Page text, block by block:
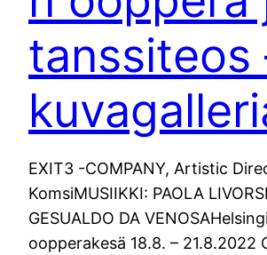
tanssiteos
EXIT3 -COMPANY, Artistic
KomsiMUSIIKKI: PAOLA
GESUALDO DA
oopperakesä 18.8. – 21.8.2022